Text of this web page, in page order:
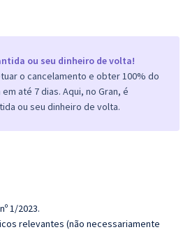
ou seu dinheiro de volta!
o cancelamento e obter 100% do
até 7 dias. Aqui, no Gran, é
ou seu dinheiro de volta.
1/2023.
relevantes (não necessariamente